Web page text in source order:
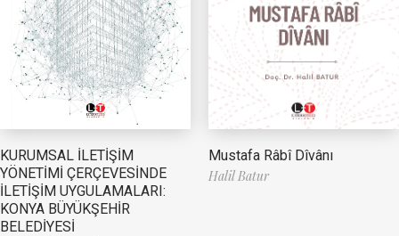
KURUMSAL İLETİŞİM
YÖNETİMİ ÇERÇEVESİNDE
İLETİŞİM UYGULAMALARI:
KONYA BÜYÜKŞEHİR
BELEDİYESİ
Mustafa Râbî Dîvânı
Halil Batur